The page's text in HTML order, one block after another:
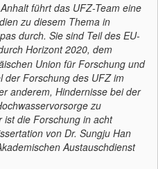
führt das UFZ-Team eine
zu diesem Thema in
durch. Sie sind Teil des EU-
Horizont 2020, dem
Union für Forschung und
der Forschung des UFZ im
anderem, Hindernisse bei der
zu
die Forschung in acht
von Dr. Sungju Han
Austauschdienst